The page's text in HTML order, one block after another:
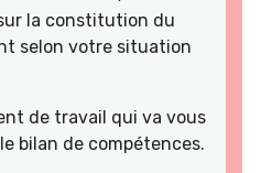
la constitution du
selon votre situation
de travail qui va vous
bilan de compétences.